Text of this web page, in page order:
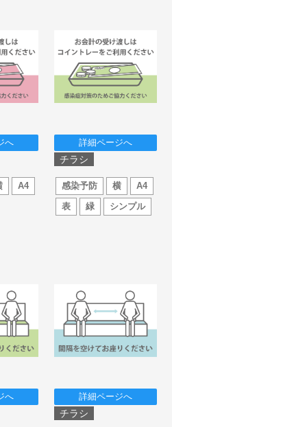
へ
A4
詳細ページへ
チラシ
感染予防 横
A4
表
緑 シンプル
へ 詳細ページへ
チラシ